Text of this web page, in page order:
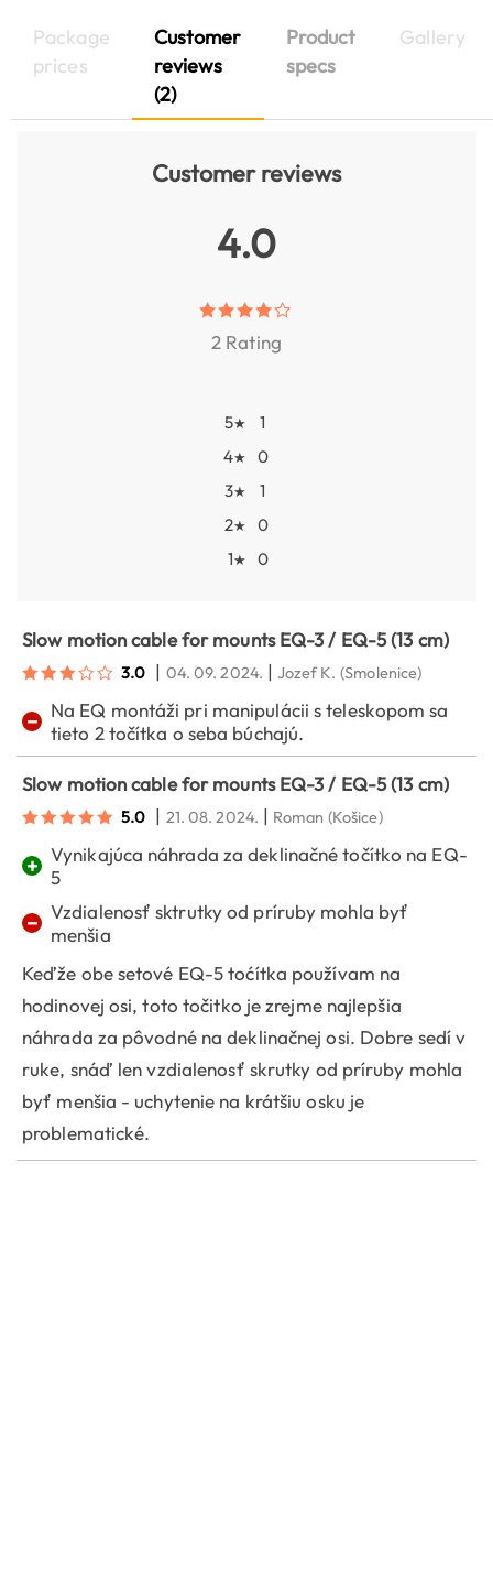
Package
prices
Customer
reviews
(2)
Product
specs
Gallery
Customer reviews
4.0
2 Rating
5★
1
4★
0
3★
1
2★
0
1★ 0
Slow motion cable for mounts EQ-3 / EQ-5 (13 cm)
3.0 | 04. 09. 2024. |Jozef K. (Smolenice)
−
Na EQ montáži pri manipulácii s teleskopom sa
tieto 2 točítka o seba búchajú.
Slow motion cable for mounts EQ-3 / EQ-5 (13 cm)
5.0 | 21. 08. 2024. | Roman (Košice)
+ Vynikajúca náhrada za deklinačné točítko na EQ-
5
− Vzdialenosť sktrutky od príruby mohla byť
menšia
Keďže obe setové EQ-5 toćítka používam na
hodinovej osi, toto točitko je zrejme najlepšia
náhrada za pôvodné na deklinačnej osi. Dobre sedí v
ruke, snáď len vzdialenosť skrutky od príruby mohla
byť menšia - uchytenie na krátšiu osku je
problematické.